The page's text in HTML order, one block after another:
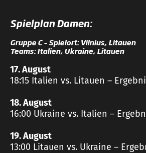
Spielplan Damen:
Gruppe C – Spielort: Vilnius, Litauen
Teams: Italien, Ukraine, Litauen
17. August
18:15 Italien vs. Litauen –
18. August
16:00 Ukraine vs. Italien –
19. August
13:00 Litauen vs. Ukraine –